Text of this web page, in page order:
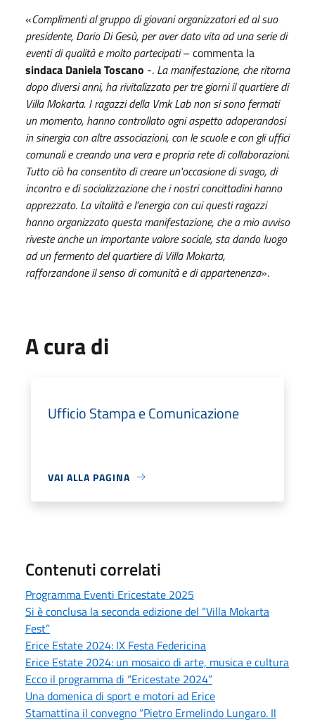
«Complimenti al gruppo di giovani organizzatori ed al suo
presidente, Dario Di Gesù, per aver dato vita ad una serie di
eventi di qualità e molto partecipati– commenta la
sindaca Daniela Toscano -. La manifestazione, che ritorna
dopo diversi anni, ha rivitalizzato per tre giorni il quartiere di
Villa Mokarta. I ragazzi della Vmk Lab non si sono fermati
un momento, hanno controllato ogni aspetto adoperandosi
in sinergia con altre associazioni, con le scuole e con gli uffici
comunali e creando una vera e propria rete di collaborazioni.
Tutto ciò ha consentito di creare un'occasione di svago, di
incontro e di socializzazione che i nostri concittadini hanno
apprezzato. La vitalità e l'energia con cui questi ragazzi
hanno organizzato questa manifestazione, che a mio avviso
riveste anche un importante valore sociale, sta dando luogo
ad un fermento del quartiere di Villa Mokarta,
rafforzandone il senso di comunità e di appartenenza».
A cura di
Ufficio Stampa e Comunicazione
VAI ALLA PAGINA
Contenuti correlati
Programma Eventi Ericestate 2025
Si è conclusa la seconda edizione del “Villa Mokarta
Fest”
Erice Estate 2024: IX Festa Federicina
Erice Estate 2024: un mosaico di arte, musica e cultura
Ecco il programma di “Ericestate 2024”
Una domenica di sport e motori ad Erice
Stamattina il convegno “Pietro Ermelindo Lungaro. Il